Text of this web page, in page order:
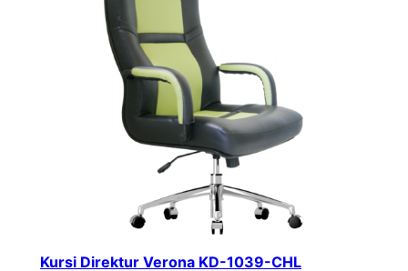
Kursi Direktur Verona KD-1039-CHL